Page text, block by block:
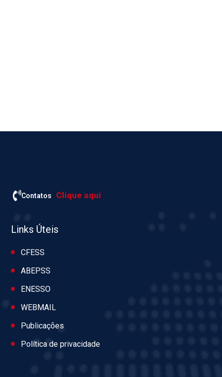
Contatos Clique aqui
Links Úteis
CFESS
ABEPSS
ENESSO
WEBMAIL
Publicações
Política de privacidade